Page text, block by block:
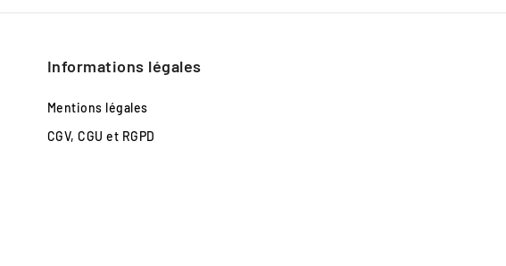
Informations légales
Mentions légales
CGV, CGU et RGPD